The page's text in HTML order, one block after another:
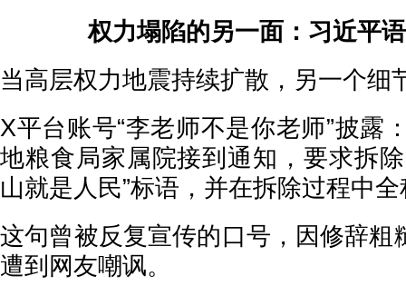
权力塌陷的另一面：习近平
当高层权力地震持续扩散，另一个细
X平台账号“李老师不是你老师”披露
地粮食局家属院接到通知，要求拆
山就是人民”标语，并在拆除过程中
这句曾被反复宣传的口号，因修辞粗
遭到网友嘲讽。